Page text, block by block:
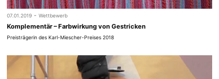
07.01.2019 - Wettbewerb
Komplementär – Farbwirkung von Gestricken
Preisträgerin des Karl-Miescher-Preises 2018